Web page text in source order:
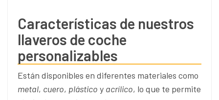
Características de nuestros
llaveros de coche
personalizables
Están disponibles en diferentes materiales como
metal, cuero, plástico y acrílico, lo que te permite